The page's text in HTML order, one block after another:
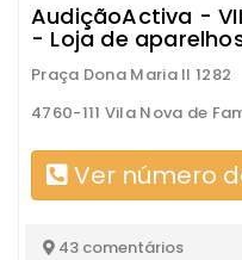
AudiçãoActiva -
- Loja de
Praça Dona Maria II 1282
4760-111 Vila Nova de
Ver número
43 comentários